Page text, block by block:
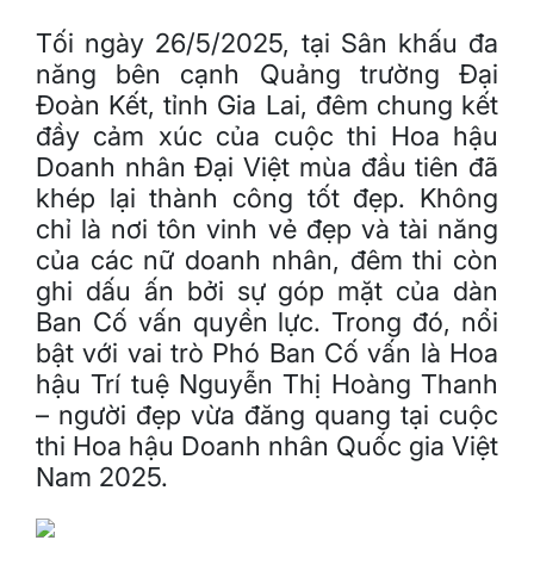
Tối ngày 26/5/2025, tại Sân khấu đa
năng bên cạnh Quảng trường Đại
Đoàn Kết, tỉnh Gia Lai, đêm chung kết
đầy cảm xúc của cuộc thi Hoa hậu
Doanh nhân Đại Việt mùa đầu tiên đã
khép lại thành công tốt đẹp. Không
chỉ là nơi tôn vinh vẻ đẹp và tài năng
của các nữ doanh nhân, đêm thi còn
ghi dấu ấn bởi sự góp mặt của dàn
Ban Cố vấn quyền lực. Trong đó, nổi
bật với vai trò Phó Ban Cố vấn là Hoa
hậu Trí tuệ Nguyễn Thị Hoàng Thanh
– người đẹp vừa đăng quang tại cuộc
thi Hoa hậu Doanh nhân Quốc gia Việt
Nam 2025.